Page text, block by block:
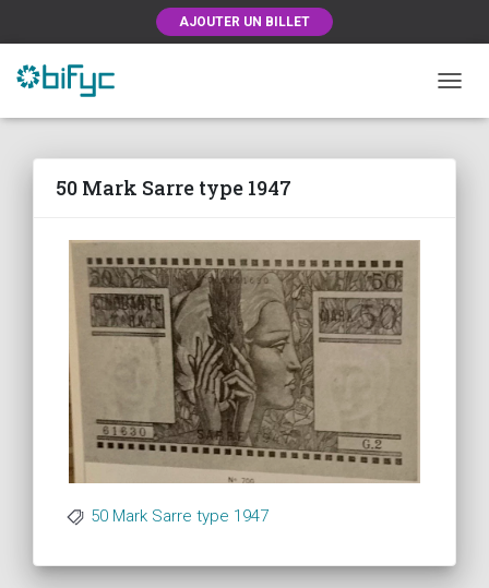
AJOUTER UN BILLET
50 Mark Sarre type 1947
50 Mark Sarre type 1947